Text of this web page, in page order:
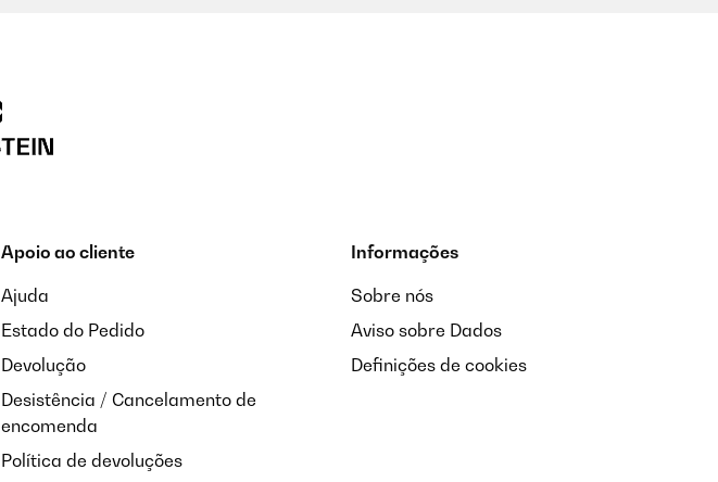
Apoio ao cliente
Ajuda
Estado do Pedido
Devolução
Desistência / Cancelamento de
encomenda
Política de devoluções
Informações
Sobre nós
Aviso sobre Dados
Definições de cookies